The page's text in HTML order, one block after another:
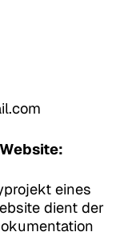
eines
dient der